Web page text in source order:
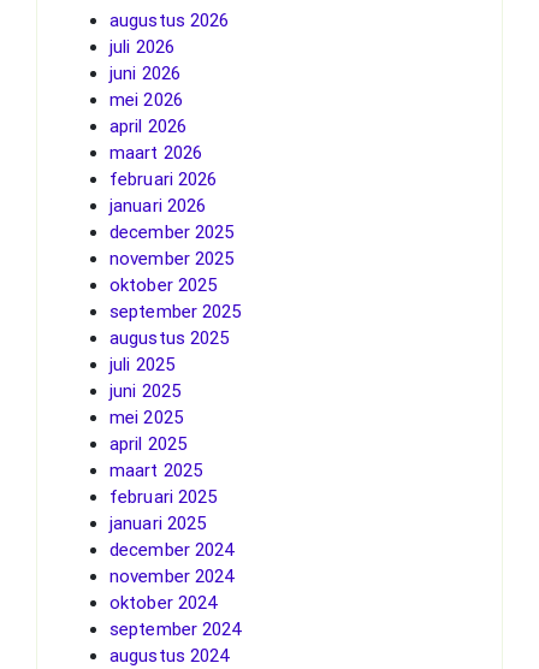
augustus 2026
juli 2026
juni 2026
mei 2026
april 2026
maart 2026
februari 2026
januari 2026
december 2025
november 2025
oktober 2025
september 2025
augustus 2025
juli 2025
juni 2025
mei 2025
april 2025
maart 2025
februari 2025
januari 2025
december 2024
november 2024
oktober 2024
september 2024
augustus 2024